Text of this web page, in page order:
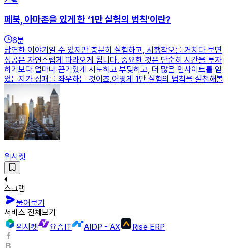
페북, 아마존을 있게 한 ‘1만 실험의 법칙'이란?
6분
당연한 이야기일 수 있지만 충분히 실험하고, 시행착오를 거치다 보면
성공은 자연스럽게 따라오게 됩니다. 중요한 것은 단순히 시간을 투자
하기보다 얼마나 끈기있게 시도하고 부딪히고, 더 많은 인사이트를 얻
었는지가 성패를 좌우하는 것이죠.어떻게 1만 실험의 법칙을 실천해볼
위시켓
스크랩
물어보기
서비스 전체보기
위시켓
요즘IT AIDP - AX Rise ERP